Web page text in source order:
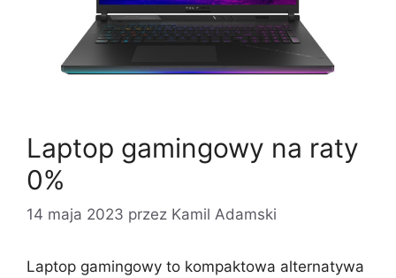
Laptop gamingowy na raty
0%
14 maja 2023 przez Kamil Adamski
Laptop gamingowy to kompaktowa alternatywa